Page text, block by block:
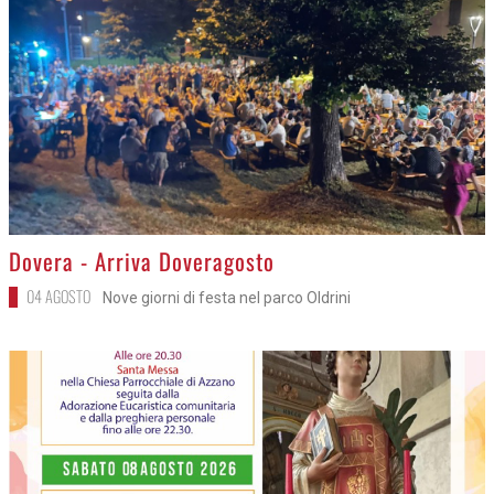
>
Dovera - Arriva Doveragosto
04 AGOSTO Nove giorni di festa nel parco Oldrini